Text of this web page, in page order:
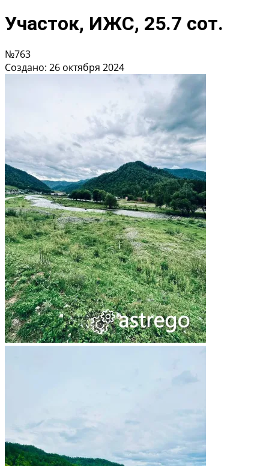
Участок, ИЖС, 25.7 сот.
№763
Создано: 26 октября 2024